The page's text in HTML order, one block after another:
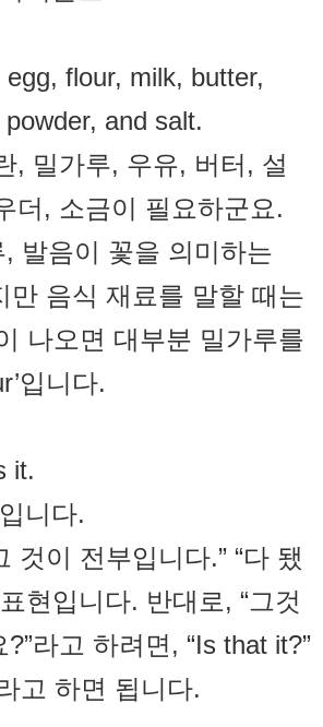
flour, milk, butter,
and salt.
, 밀가루, 우유, 버터, 설
더, 소금이 필요하군요.
발음이 꽃을 의미하는
만 음식 재료를 말할 때는
나오면 대부분 밀가루를
입니다.
it.
니다.
것이 전부입니다.” “다 됐
현입니다. 반대로, “그것
라고 하려면, “Is that it?”
고 하면 됩니다.